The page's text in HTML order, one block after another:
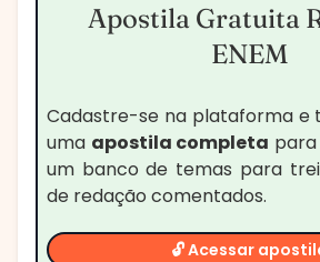
Apostila Gratuita
ENEM
Cadastre-se na plataforma e
uma apostila completa para
um banco de temas para
de redação comentados.
🔓 Acessar